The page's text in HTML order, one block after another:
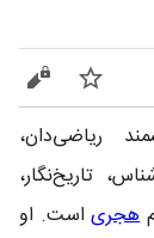
پیگیری
ریاضی‌دان،
تاریخ‌نگار،
هجریاست. او